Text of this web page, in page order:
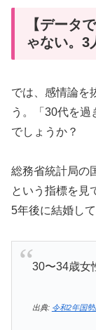
【データ
ゃない。3
では、感情論を
う。「30代を
でしょうか？
総務省統計局の
という指標を見
5年後に結婚し
30〜34歳女
出典: 令和2年国